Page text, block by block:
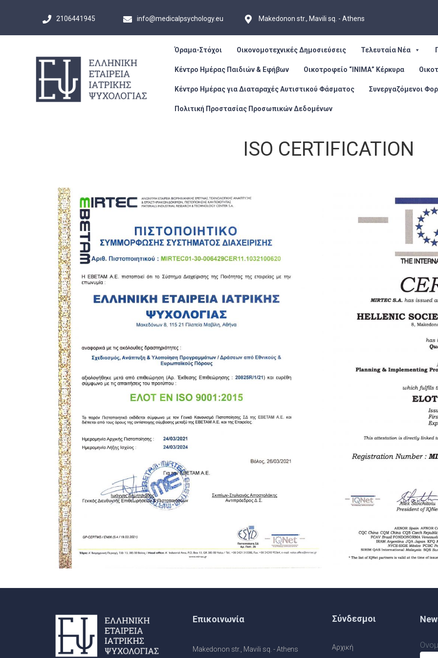
2106441945 info@medicalpsychology.eu Makedonon str., Mavili sq. - Athens
Όραμα-Στόχοι Οικονομοτεχνικές Δημοσιεύσεις Τελευταία Νέα
Κέντρο Ημέρας Παιδιών & Εφήβων Οικοτροφείο “ΙΝΙΜΑ” Κέρκυρα
Κέντρο Ημέρας για Διαταραχές Αυτιστικού Φάσματος Συνεργαζόμενοι
Πολιτική Προστασίας Προσωπικών Δεδομένων
ISO CERTIFICATION
Επικοινωνία
Makedonon str., Mavili sq. - Athens
Σύνδεσμοι
Αρχική